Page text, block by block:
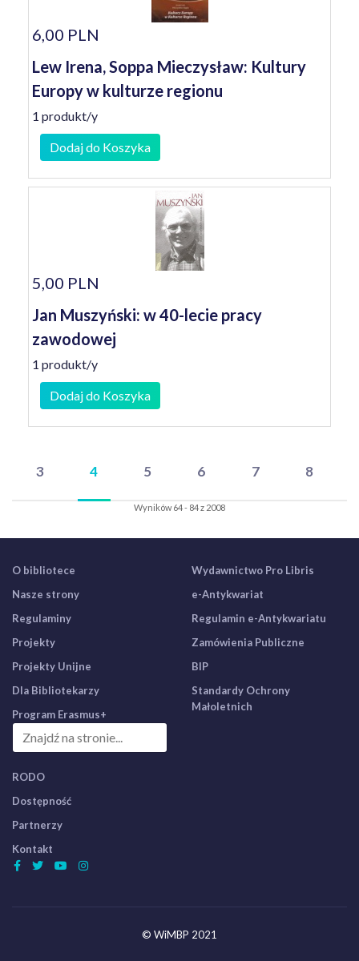
6,00 PLN
Lew Irena, Soppa Mieczysław: Kultury
Europy w kulturze regionu
1 produkt/y
Dodaj do Koszyka
5,00 PLN
Jan Muszyński: w 40-lecie pracy
zawodowej
1 produkt/y
Dodaj do Koszyka
3 4 5 6 7 8
Wyników 64 - 84 z 2008
O bibliotece
Nasze strony
Regulaminy
Projekty
Projekty Unijne
Dla Bibliotekarzy
Program Erasmus+
Wydawnictwo Pro Libris
e-Antykwariat
Regulamin e-Antykwariatu
Zamówienia Publiczne
BIP
Standardy Ochrony
Małoletnich
RODO
Dostępność
Partnerzy
Kontakt
© WiMBP 2021